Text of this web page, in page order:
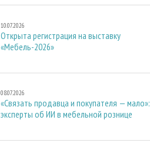
10.07.2026
Открыта регистрация на выставку
«Мебель-2026»
08.07.2026
«Связать продавца и покупателя — мало»:
эксперты об ИИ в мебельной рознице